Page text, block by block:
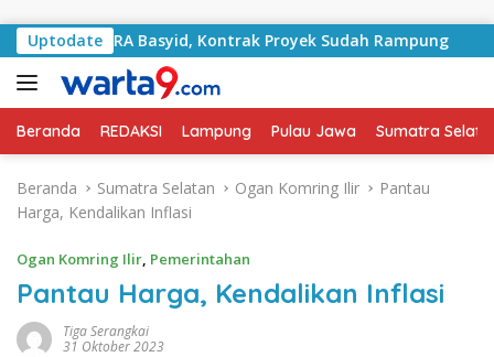
Uptodate
RA Basyid, Kontrak Proyek Sudah Rampung
Beranda REDAKSI Lampung Pulau Jawa Sumatra
Beranda Sumatra Selatan Ogan Komring Ilir
Pantau
Harga, Kendalikan Inflasi
Ogan Komring Ilir, Pemerintahan
Pantau Harga, Kendalikan Inflasi
Tiga Serangkai
31 Oktober 2023